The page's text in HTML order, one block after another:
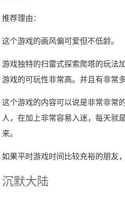
推荐理由：
这个游戏的画风偏可爱但不低龄。
游戏独特的扫雷式探索爬塔的玩法
游戏的可玩性非常高。并且有非常
这个游戏的内容可以说是非常非常
人，在加上非常容易入迷，每天就
来。
如果平时游戏时间比较充裕的朋友
沉默大陆